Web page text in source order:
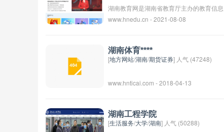
师资力量雄厚。湖南师范大学培养了大量优
秀的教育人才，为湖南乃至全国的教育事业
湖南教育网是湖南省教育厅主办的教育信息
化平台，提供了丰富的教育资源和服务，包
等内容。用户可以在网站上查询教育政策文
件、下载教学资源、参与教育培训等活动。
升教育质量，促进教育公平。
www.hnedu.cn - 2021-08-08
湖南体育****
[地方网站/湖南/期货证券] 人气 (47248)
www.hnticai.com - 2018-04-13
湖南工程学院
[生活服务/大学/湖南] 人气 (50288)